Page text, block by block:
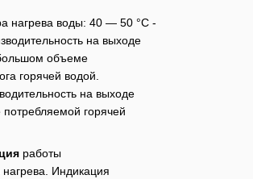
нагрева воды: 40 — 50 °C -
на выходе
объеме
горячей водой.
на выходе
горячей
работы
Индикация